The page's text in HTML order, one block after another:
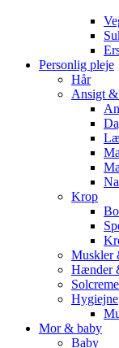
Personlig pleje
Hår
Ansigt
Krop
Muskler
Hænder
Hygiejne
Mor & baby
Baby